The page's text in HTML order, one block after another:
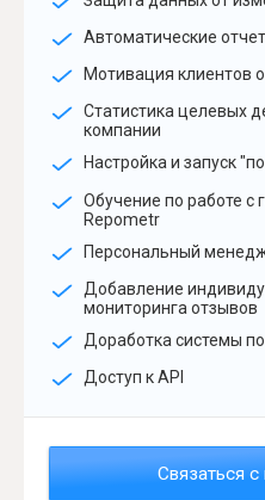
Автоматические
Мотивация клиентов
Статистика целевых
компании
Настройка и запуск
Обучение по работе с
Repometr
Персональный
Добавление
мониторинга отзывов
Доработка системы
Доступ к API
Связаться